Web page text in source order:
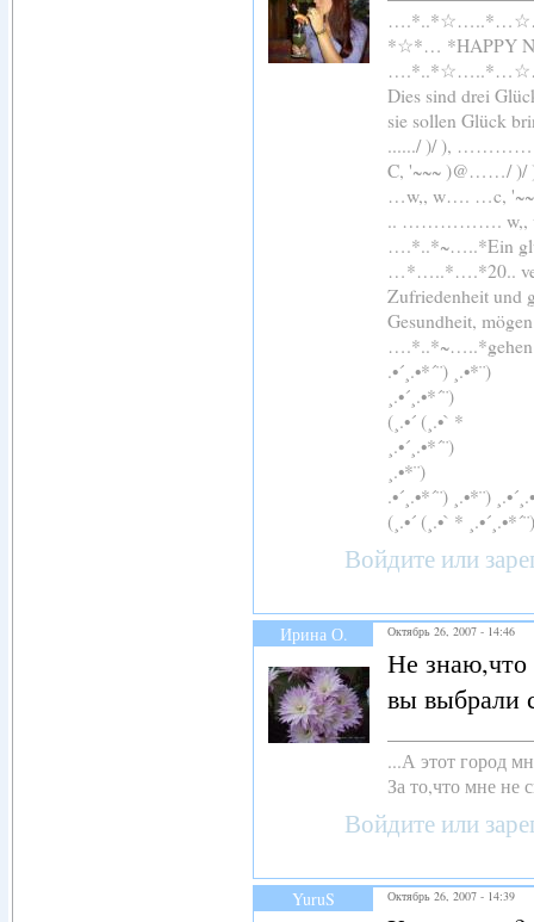
*☆*… *HAPPY
Dies sind drei
sie sollen Glück
....../ )/ ),
C, '~~~ )@……/
…w,, w…. …c,
.. …………….
….*..*~…..*Ein
…*…..*….*20..
Zufriedenheit
Gesundheit,
.•´¸.•*´¨) ¸.•*¨)
¸.•´¸.•*´¨)
(¸.•´ (¸.•` *
¸.•´¸.•*´¨)
¸.•*¨)
.•´¸.•*´¨) ¸.•*¨)
(¸.•´ (¸.•` *
Войдите или
Ирина О. Октябрь 26, 2007 - 14:46
Не знаю,что
вы выбрали
...А этот город
За то,что мне не
Войдите или
YuruS Октябрь 26, 2007 - 14:39